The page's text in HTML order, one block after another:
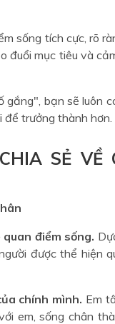
sống tích cực, rõ
đuổi mục tiêu và
gắng", bạn sẽ luôn
trưởng thành hơn.
SẺ VỀ
điểm sống.
được thể hiện
chính mình. Em
em, sống chân